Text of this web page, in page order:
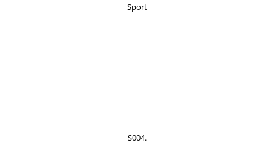
Sport
S004.